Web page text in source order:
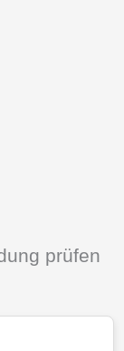
prüfen